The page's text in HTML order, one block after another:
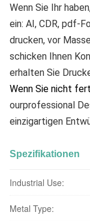
Wenn Sie Ihr
ein: AI, CDR, pdf-
drucken, vor
schicken Ihnen
erhalten Sie
Wenn Sie nicht
ourprofessional
einzigartigen
Spezifikationen
Industrial Use:
Metal Type: